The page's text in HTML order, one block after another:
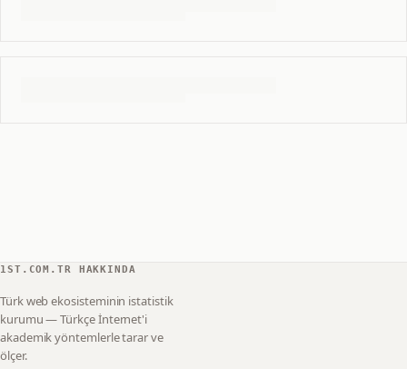
1ST.COM.TR HAKKINDA
Türk web ekosisteminin istatistik
kurumu — Türkçe İnternet'i
akademik yöntemlerle tarar ve
ölçer.